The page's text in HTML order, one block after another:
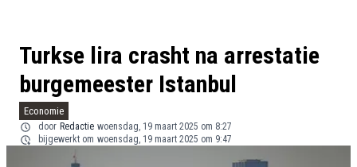
Turkse lira crasht na arrestatie
burgemeester Istanbul
Economie
door Redactie woensdag, 19 maart 2025 om 8:27
bijgewerkt om woensdag, 19 maart 2025 om 9:47